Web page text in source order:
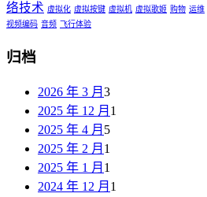
络技术 虚拟化 虚拟按键 虚拟机 虚拟歌姬 购物 运维
视频编码 音频 飞行体验
归档
2026 年 3 月 3
2025 年 12 月 1
2025 年 4 月 5
2025 年 2 月 1
2025 年 1 月 1
2024 年 12 月 1